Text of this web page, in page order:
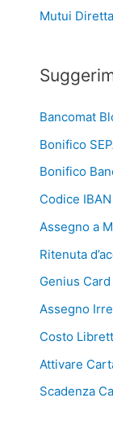
Mutui
Bancomat
Bonifico
Bonifico
Codice IBAN
Assegno a
Ritenuta
Genius
Assegno
Costo
Attivare
Scadenza